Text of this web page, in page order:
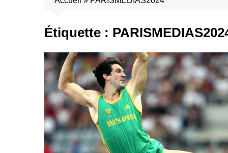
Étiquette :